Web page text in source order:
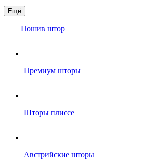
Ещё
Пошив штор
Премиум шторы
Шторы плиссе
Австрийские шторы